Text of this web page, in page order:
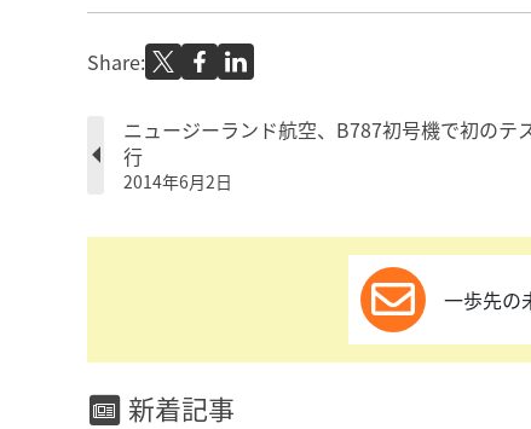
Share:
ニュージーランド航空、B787初号機で初のテ
行
2014年6月2日
一歩先の
新着記事